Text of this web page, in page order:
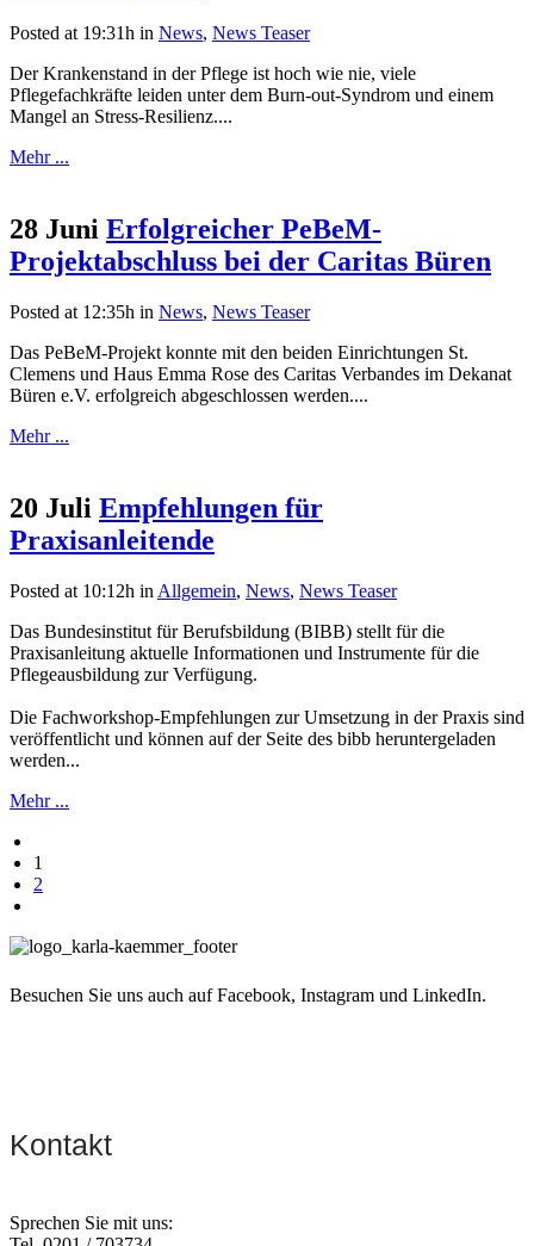
Posted at 19:31h in News, News Teaser
Der Krankenstand in der Pflege ist hoch wie nie, viele
Pflegefachkräfte leiden unter dem Burn-out-Syndrom und einem
Mangel an Stress-Resilienz....
Mehr ...
28 Juni Erfolgreicher PeBeM-
Projektabschluss bei der Caritas Büren
Posted at 12:35h in News, News Teaser
Das PeBeM-Projekt konnte mit den beiden Einrichtungen St.
Clemens und Haus Emma Rose des Caritas Verbandes im Dekanat
Büren e.V. erfolgreich abgeschlossen werden....
Mehr ...
20 Juli Empfehlungen für
Praxisanleitende
Posted at 10:12h in Allgemein, News, News Teaser
Das Bundesinstitut für Berufsbildung (BIBB) stellt für die
Praxisanleitung aktuelle Informationen und Instrumente für die
Pflegeausbildung zur Verfügung.
Die Fachworkshop-Empfehlungen zur Umsetzung in der Praxis sind
veröffentlicht und können auf der Seite des bibb heruntergeladen
werden...
Mehr ...
1
2
Besuchen Sie uns auch auf Facebook, Instagram und LinkedIn.
Kontakt
Sprechen Sie mit uns: